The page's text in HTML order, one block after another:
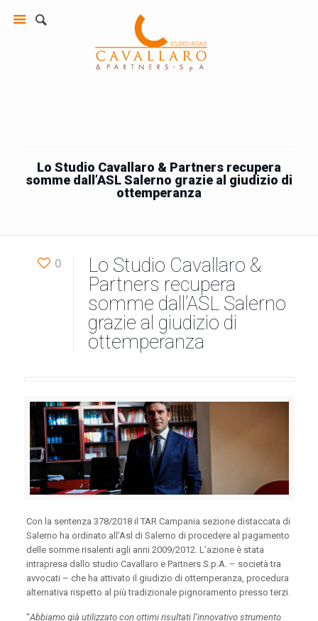
Lo Studio Cavallaro & Partners recupera
somme dall’ASL Salerno grazie al giudizio di
ottemperanza
0
Lo Studio Cavallaro &
Partners recupera
somme dall’ASL Salerno
grazie al giudizio di
ottemperanza
Con la sentenza 378/2018 il TAR Campania sezione distaccata di
Salerno ha ordinato all’Asl di Salerno di procedere al pagamento
delle somme risalenti agli anni 2009/2012. L’azione è stata
intrapresa dallo studio Cavallaro e Partners S.p.A. – società tra
avvocati – che ha attivato il giudizio di ottemperanza, procedura
alternativa rispetto al più tradizionale pignoramento presso terzi.
“Abbiamo già utilizzato con ottimi risultati l’innovativo strumento